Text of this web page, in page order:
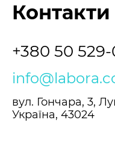
Контакти
+380 50 529-
вул. Гончара, 3,
Україна, 43024